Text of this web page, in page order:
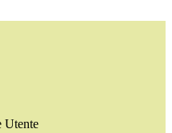
Utente